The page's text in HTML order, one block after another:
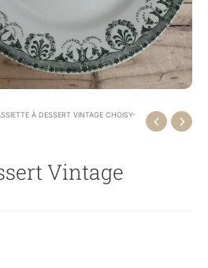
À DESSERT VINTAGE CHOISY-
Vintage